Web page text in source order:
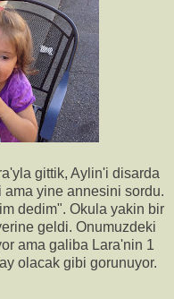
gittik, Aylin'i disarda
yine annesini sordu.
dedim". Okula yakin bir
geldi. Onumuzdeki
ama galiba Lara'nin 1
olacak gibi gorunuyor.